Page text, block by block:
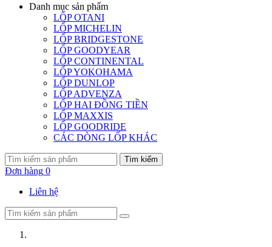
Danh mục sản phẩm
LỐP OTANI
LỐP MICHELIN
LỐP BRIDGESTONE
LỐP GOODYEAR
LỐP CONTINENTAL
LỐP YOKOHAMA
LỐP DUNLOP
LỐP ADVENZA
LỐP HAI ĐỒNG TIỀN
LỐP MAXXIS
LỐP GOODRIDE
CÁC DÒNG LỐP KHÁC
Tìm kiếm
Đơn hàng 0
Liên hệ